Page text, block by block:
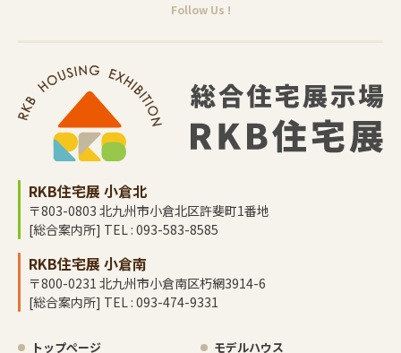
Follow Us !
RKB住宅展 小倉北
〒803-0803 北九州市小倉北区許斐町1番地
[総合案内所] TEL : 093-583-8585
RKB住宅展 小倉南
〒800-0231 北九州市小倉南区朽網3914-6
[総合案内所] TEL : 093-474-9331
トップページ モデルハウス